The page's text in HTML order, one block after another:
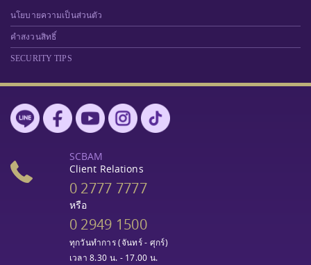
นโยบายความเป็นส่วนตัว
คำสงวนสิทธิ์
SECURITY TIPS
SCBAM
Client Relations
0 2777 7777
หรือ
0 2949 1500
ทุกวันทำการ (จันทร์ - ศุกร์)
เวลา 8.30 น. - 17.00 น.